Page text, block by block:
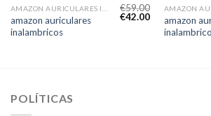
amazon auriculares
inalambricos
€59.00
€42.00
amazon
POLÍTICAS